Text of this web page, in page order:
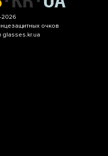
очков
glasses.kr.ua